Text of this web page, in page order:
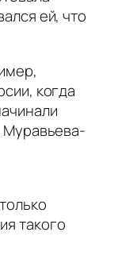
ей, что
когда
Муравьева-
такого